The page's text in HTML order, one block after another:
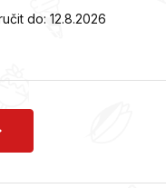
do: 12.8.2026